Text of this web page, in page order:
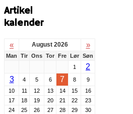
Artikel
kalender
« August 2026 »
Man Tir Ons Tor Fre Lør Søn
1
2
3
4 5 6 7 8
9
10
11 12 13 14 15
16
17
18 19 20 21 22
23
24
25 26 27 28 29 30